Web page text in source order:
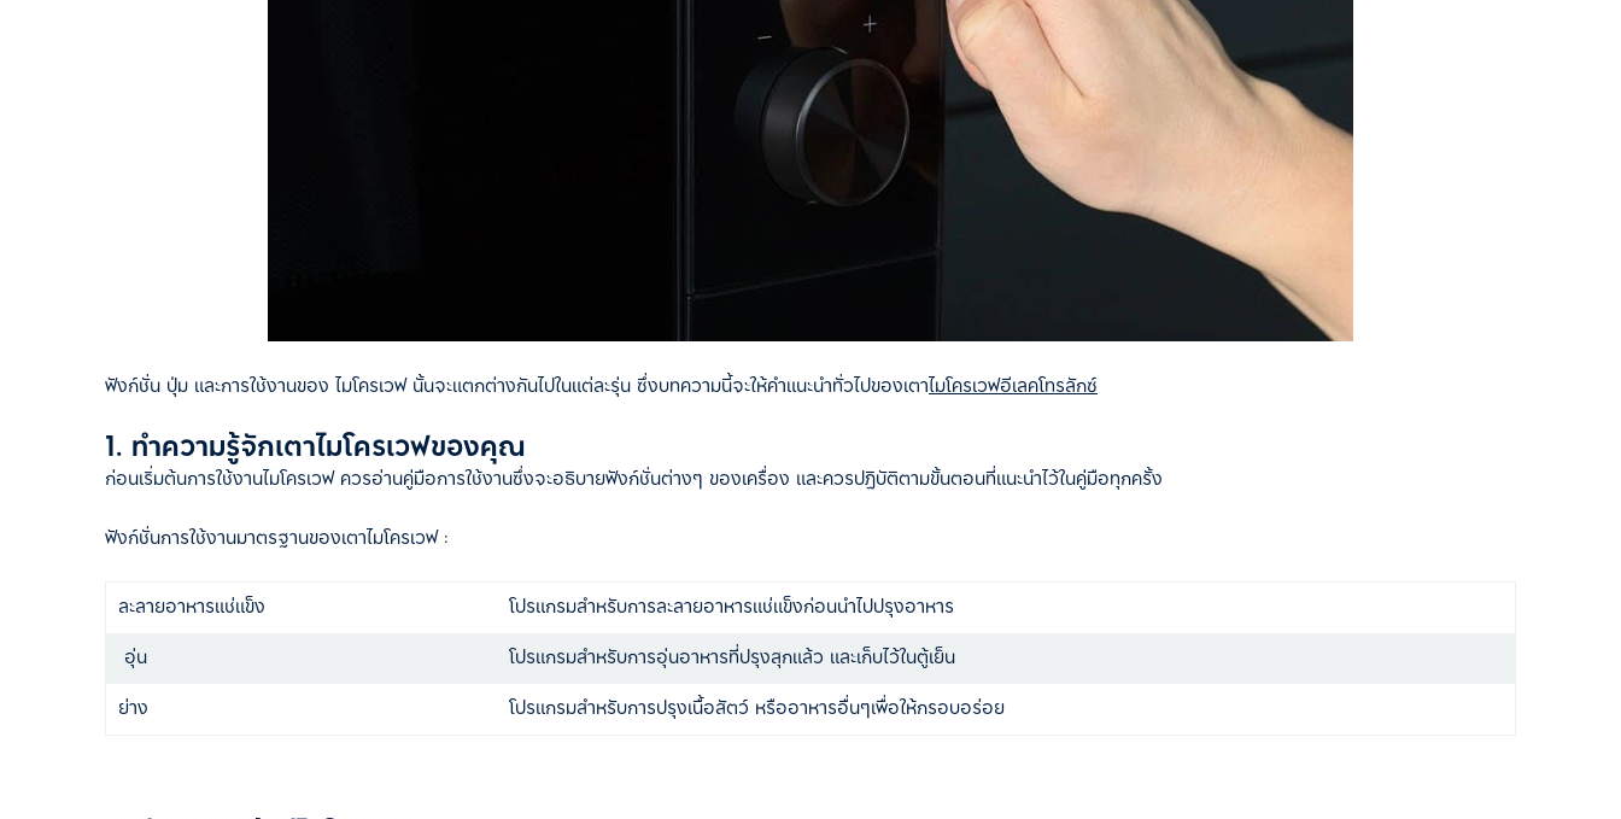
ฟังก์ชั่น ปุ่ม และการใช้งานของ ไมโครเวฟ นั้นจะแตกต่างกันไปในแต่ละรุ่น ซึ่งบทความนี้จะให้คำแนะนำทั่วไปของเตาไมโครเวฟอีเลคโทรลักซ์
1. ทำความรู้จักเตาไมโครเวฟของคุณ
ก่อนเริ่มต้นการใช้งานไมโครเวฟ ควรอ่านคู่มือการใช้งานซึ่งจะอธิบายฟังก์ชั่นต่างๆ ของเครื่อง และควรปฏิบัติตามขั้นตอนที่แนะนำไว้ในคู่มือทุกครั้ง
ฟังก์ชั่นการใช้งานมาตรฐานของเตาไมโครเวฟ :
ละลายอาหารแช่แข็ง
โปรแกรมสำหรับการละลายอาหารแช่แข็งก่อนนำไปปรุงอาหาร
อุ่น
โปรแกรมสำหรับการอุ่นอาหารที่ปรุงสุกแล้ว และเก็บไว้ในตู้เย็น
ย่าง
โปรแกรมสำหรับการปรุงเนื้อสัตว์ หรืออาหารอื่นๆเพื่อให้กรอบอร่อย